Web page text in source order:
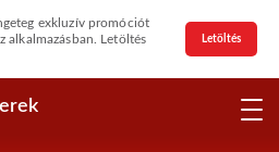
exkluzív promóciót
alkalmazásban. Letöltés
Letöltés